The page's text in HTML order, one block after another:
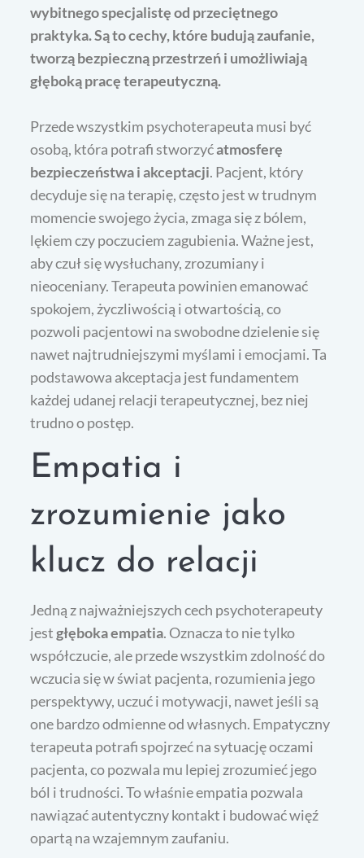
wybitnego specjalistę od przeciętnego
praktyka. Są to cechy, które budują zaufanie,
tworzą bezpieczną przestrzeń i umożliwiają
głęboką pracę terapeutyczną.
Przede wszystkim psychoterapeuta musi być
osobą, która potrafi stworzyćatmosferę
bezpieczeństwa i akceptacji. Pacjent, który
decyduje się na terapię, często jest w trudnym
momencie swojego życia, zmaga się z bólem,
lękiem czy poczuciem zagubienia. Ważne jest,
aby czuł się wysłuchany, zrozumiany i
nieoceniany. Terapeuta powinien emanować
spokojem, życzliwością i otwartością, co
pozwoli pacjentowi na swobodne dzielenie się
nawet najtrudniejszymi myślami i emocjami. Ta
podstawowa akceptacja jest fundamentem
każdej udanej relacji terapeutycznej, bez niej
trudno o postęp.
Empatia i
zrozumienie jako
klucz do relacji
Jedną z najważniejszych cech psychoterapeuty
jestgłęboka empatia. Oznacza to nie tylko
współczucie, ale przede wszystkim zdolność do
wczucia się w świat pacjenta, rozumienia jego
perspektywy, uczuć i motywacji, nawet jeśli są
one bardzo odmienne od własnych. Empatyczny
terapeuta potrafi spojrzeć na sytuację oczami
pacjenta, co pozwala mu lepiej zrozumieć jego
ból i trudności. To właśnie empatia pozwala
nawiązać autentyczny kontakt i budować więź
opartą na wzajemnym zaufaniu.